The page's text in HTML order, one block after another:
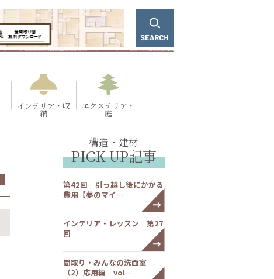
インテリア・収
納
エクステリア・
庭
構造・建材
PICK UP記事
第42回 引っ越し後にかかる
費用【夢のマイ…
インテリア・レッスン 第27
回
間取り・みんなの洗面室
（2）応用編 vol…